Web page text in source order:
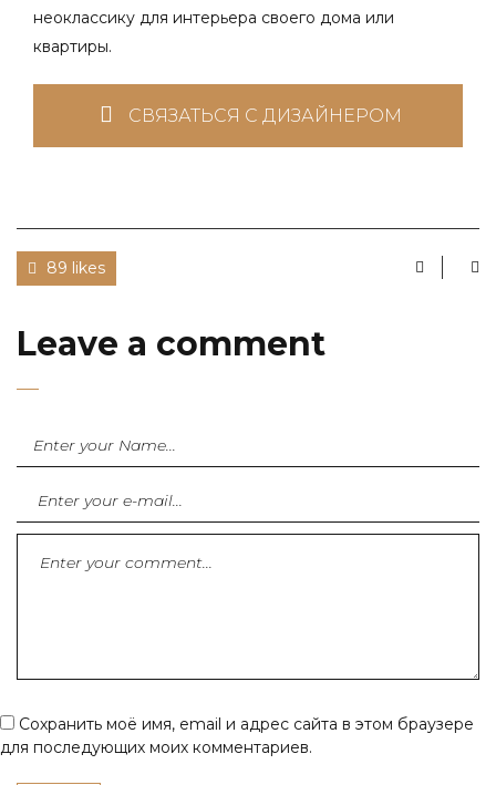
неоклассику для интерьера своего дома или
квартиры.
СВЯЗАТЬСЯ С ДИЗАЙНЕРОМ
89 likes
Leave a comment
Сохранить моё имя, email и адрес сайта в этом браузере
для последующих моих комментариев.